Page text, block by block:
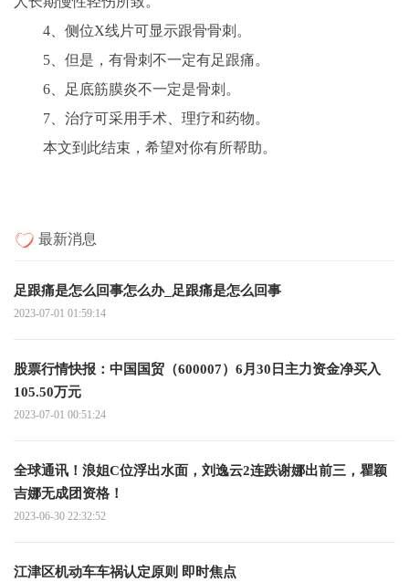
4、侧位X线片可显示跟骨骨刺。
5、但是，有骨刺不一定有足跟痛。
6、足底筋膜炎不一定是骨刺。
7、治疗可采用手术、理疗和药物。
本文到此结束，希望对你有所帮助。
最新消息
足跟痛是怎么回事怎么办_足跟痛是怎么回事
2023-07-01 01:59:14
股票行情快报：中国国贸（600007）6月30日主力资金净买入
105.50万元
2023-07-01 00:51:24
全球通讯！浪姐C位浮出水面，刘逸云2连跌谢娜出前三，瞿颖
吉娜无成团资格！
2023-06-30 22:32:52
江津区机动车车祸认定原则 即时焦点